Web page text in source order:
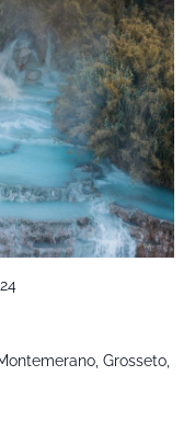
Grosseto,